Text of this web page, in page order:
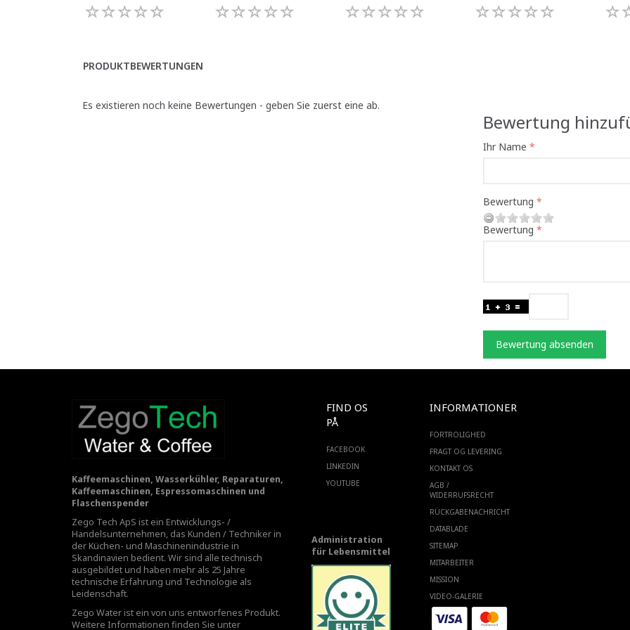
PRODUKTBEWERTUNGEN
Es existieren noch keine Bewertungen - geben Sie zuerst eine ab.
Bewertung
Ihr Name
Bewertung
Bewertung
Bewertung absenden
Kaffeemaschinen, Wasserkühler, Reparaturen,
Kaffeemaschinen, Espressomaschinen und
Flaschenspender
Zego Tech ApS ist ein Entwicklungs- /
Handelsunternehmen, das Kunden / Techniker in
der Küchen- und Maschinenindustrie in
Skandinavien bedient. Wir sind alle technisch
ausgebildet und haben mehr als 25 Jahre
technische Erfahrung und Technologie als
Leidenschaft.
Zego Water ist ein von uns entworfenes Produkt.
Weitere Informationen finden Sie unter
FIND OS
PÅ
FACEBOOK
LINKEDIN
YOUTUBE
Administration
für Lebensmittel
INFORMATIONER
FORTROLIGHED
FRAGT OG LEVERING
KONTAKT OS
AGB /
WIDERRUFSRECHT
RÜCKGABENACHRICHT
DATABLADE
SITEMAP
MITARBEITER
MISSION
VIDEO-GALERIE